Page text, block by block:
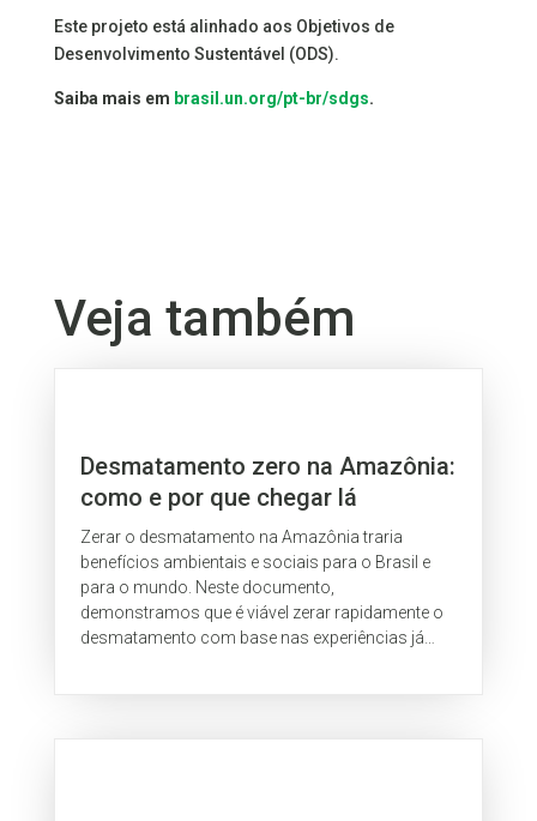
Este projeto está alinhado aos Objetivos de
Desenvolvimento Sustentável (ODS).
Saiba mais em brasil.un.org/pt-br/sdgs.
Veja também
Desmatamento zero na Amazônia:
como e por que chegar lá
(sumário)
Zerar o desmatamento na Amazônia traria
benefícios ambientais e sociais para o Brasil e
para o mundo. Neste documento,
demonstramos que é viável zerar rapidamente o
desmatamento com base nas experiências já